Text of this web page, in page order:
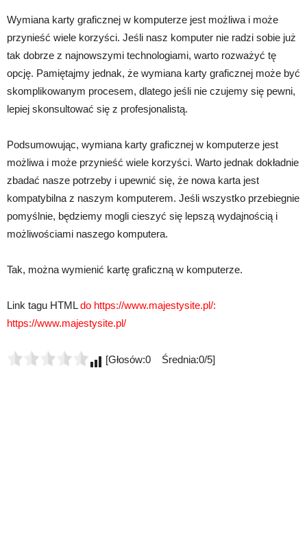
Wymiana karty graficznej w komputerze jest możliwa i może
przynieść wiele korzyści. Jeśli nasz komputer nie radzi sobie już
tak dobrze z najnowszymi technologiami, warto rozważyć tę
opcję. Pamiętajmy jednak, że wymiana karty graficznej może być
skomplikowanym procesem, dlatego jeśli nie czujemy się pewni,
lepiej skonsultować się z profesjonalistą.
Podsumowując, wymiana karty graficznej w komputerze jest
możliwa i może przynieść wiele korzyści. Warto jednak dokładnie
zbadać nasze potrzeby i upewnić się, że nowa karta jest
kompatybilna z naszym komputerem. Jeśli wszystko przebiegnie
pomyślnie, będziemy mogli cieszyć się lepszą wydajnością i
możliwościami naszego komputera.
Tak, można wymienić kartę graficzną w komputerze.
Link tagu HTMLdo https://www.majestysite.pl/:
https://www.majestysite.pl/
[Głosów:0 Średnia:0/5]